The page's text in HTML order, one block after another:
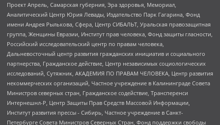
Проект Апрель, Самарская губерния, Эра здоровья, Мемориал,
Аналитический Центр Юрия Левады, Издательство Парк Гагарина, Фонд
имени Андрея Рылькова, Сфера, Центр СИБАЛЬТ, Уральская правозащитная
группа, Женщины Евразии, Институт прав человека, Фонд защиты гласности,
Российский исследовательский центр по правам человека,
Дальневосточный центр развития гражданских инициатив и социального
партнерства, Гражданское действие, Центр независимых социологических
исследований, Сутяжник, АКАДЕМИЯ ПО ПРАВАМ ЧЕЛОВЕКА, Центр развития
некоммерческих организаций, Частное учреждение в Калининграде Совета
Министров северных стран, Гражданское содействие, Трансперенси
Интернешнл-Р, Центр Защиты Прав Средств Массовой Информации,
Институт развития прессы - Сибирь, Частное учреждение в Санкт-
Петербурге Совета Министров Северных Стран, Фонд поддержки свободы